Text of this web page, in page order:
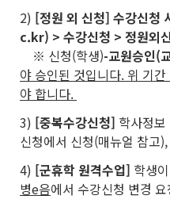
2) [정원 외 신청] 수강신
c.kr) > 수강신청 > 정원외
※ 신청(학생)-교원승인(
야 승인된 것입니다. 위 기간
야 합니다.
3) [중복수강신청] 학사정
신청에서 신청(매뉴얼 참고
4) [군휴학 원격수업] 학생
병e음에서 수강신청 변경 요